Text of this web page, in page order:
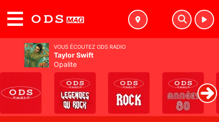
VOUS ÉCOUTEZ ODS RADIO
Taylor Swift
Opalite